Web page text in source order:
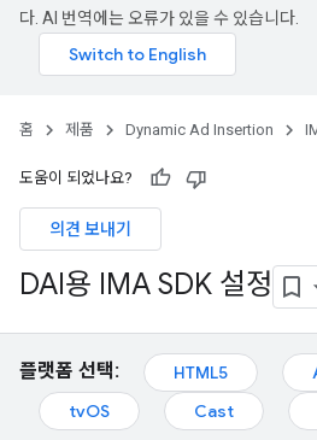
다. AI 번역에는 오류가 있을 수 있습니다.
홈 제품 Dynamic Ad Insertion
도움이 되었나요?
의견 보내기
DAI용 IMA SDK 설정
플랫폼 선택: HTML5
tvOS
Cast